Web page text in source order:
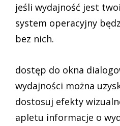
jeśli wydajność jest
system operacyjny
bez nich.
dostęp do okna
wydajności można
dostosuj efekty
apletu informacje o